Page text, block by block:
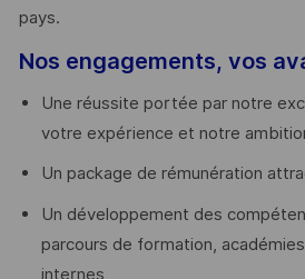
pays. ​
Nos engagements, vos
Une réussite portée par notre
votre expérience et notre
Un package de rémunération
Un développement des
parcours de formation,
internes